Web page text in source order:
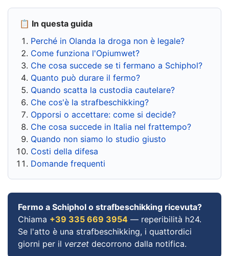
📋 In questa guida
Perché in Olanda la droga non è legale?
Come funziona l'Opiumwet?
Che cosa succede se ti fermano a Schiphol?
Quanto può durare il fermo?
Quando scatta la custodia cautelare?
Che cos'è la strafbeschikking?
Opporsi o accettare: come si decide?
Che cosa succede in Italia nel frattempo?
Quando non siamo lo studio giusto
Costi della difesa
Domande frequenti
Fermo a Schiphol o strafbeschikking ricevuta?
Chiama +39 335 669 3954 — reperibilità h24.
Se l'atto è una strafbeschikking, i quattordici
giorni per il verzet decorrono dalla notifica.